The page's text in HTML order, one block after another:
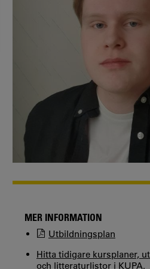
MER INFORMATION
Utbildningsplan
Hitta tidigare kursplaner,
och litteraturlistor i KUPA.